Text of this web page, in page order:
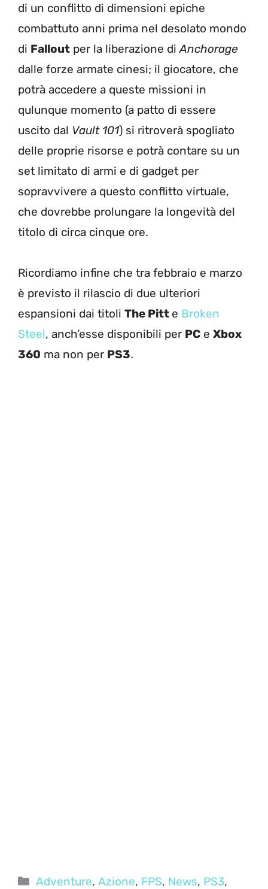
di un conflitto di dimensioni epiche
combattuto anni prima nel desolato mondo
di Fallout per la liberazione diAnchorage
dalle forze armate cinesi; il giocatore, che
potrà accedere a queste missioni in
qulunque momento (a patto di essere
uscito dal Vault 101) si ritroverà spogliato
delle proprie risorse e potrà contare su un
set limitato di armi e di gadget per
sopravvivere a questo conflitto virtuale,
che dovrebbe prolungare la longevità del
titolo di circa cinque ore.
Ricordiamo infine che tra febbraio e marzo
è previsto il rilascio di due ulteriori
espansioni dai titoli The Pitt e Broken
Steel, anch’esse disponibili per PC e Xbox
360 ma non per PS3.
Categorie
Adventure,Azione, FPS, News, PS3,